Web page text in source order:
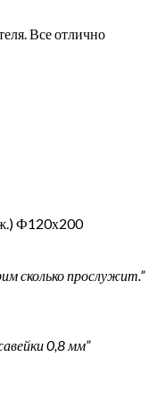
Все отлично
Ф120х200
сколько прослужит.”
0,8 мм”